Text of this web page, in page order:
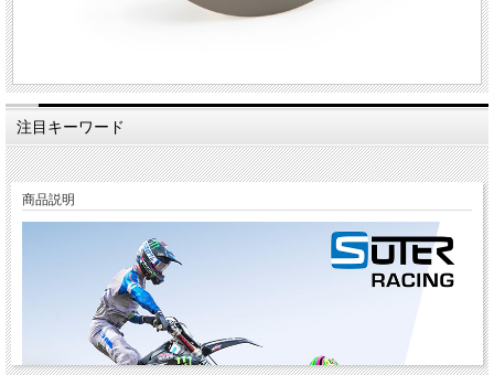
注目キーワード
商品説明